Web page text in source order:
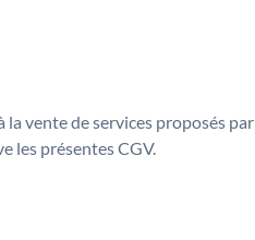
la vente de services proposés par
les présentes CGV.